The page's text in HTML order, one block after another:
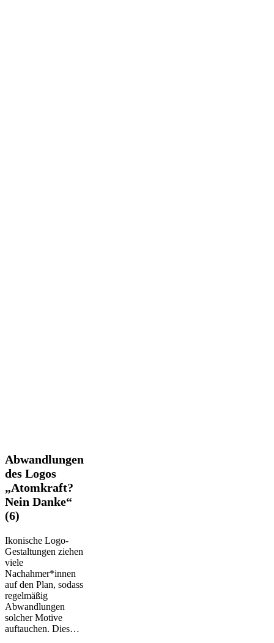
Abwandlungen
des
Logos
„Atomkraft?
Nein
Danke“
(6)
Abwandlungen
des Logos
„Atomkraft?
Nein Danke“
(6)
Ikonische Logo-
Gestaltungen ziehen
viele
Nachahmer*innen
auf den Plan, sodass
regelmäßig
Abwandlungen
solcher Motive
auftauchen. Dies…